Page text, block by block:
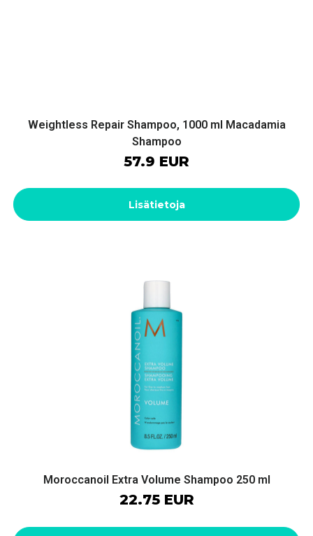
Weightless Repair Shampoo, 1000 ml Macadamia
Shampoo
57.9 EUR
Lisätietoja
Moroccanoil Extra Volume Shampoo 250 ml
22.75 EUR